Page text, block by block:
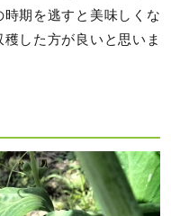
期を逃すと美味しくな
した方が良いと思いま